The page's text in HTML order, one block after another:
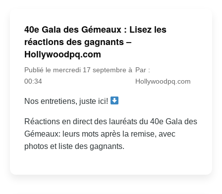
40e Gala des Gémeaux : Lisez les
réactions des gagnants –
Hollywoodpq.com
Publié le mercredi 17 septembre à
00:34
Par :
Hollywoodpq.com
Nos entretiens, juste ici!
Réactions en direct des lauréats du 40e Gala des
Gémeaux: leurs mots après la remise, avec
photos et liste des gagnants.